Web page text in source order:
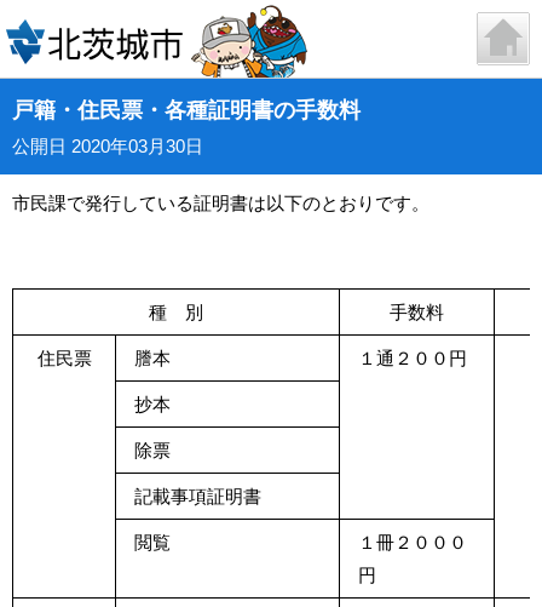
戸籍・住民票・各種証明書の手数料
公開日 2020年03月30日
市民課で発行している証明書は以下のとおりです。
種 別 手数料
住民票 謄本 １通２００円
抄本
除票
記載事項証明書
閲覧
１冊２０００
円